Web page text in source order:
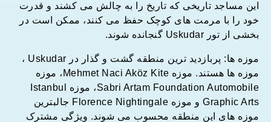
این مساجد تاریخی که تاریخ را به چالش می کشند و قدرت
خود را با مرمت های کوچک حفظ می کنند، ممکن است در
بخشی از تور Uskudar گنجانده شوند.
موزه ها: پربازدید ترین منطقه گشت و گذار در Uskudar ،
موزه ها هستند. موزه Mehmet Naci Aköz Kite، موزه
Sabri Artam Foundation Automobile، موزه Istanbul
Graphic Arts و موزه Florence Nightingale جالبترین
موزه های این منطقه محسوب می شوند. ویژگی مشترک